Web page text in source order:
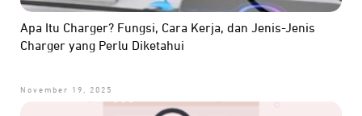
Apa Itu Charger? Fungsi, Cara Kerja, dan Jenis-Jenis
Charger yang Perlu Diketahui
November 19, 2025